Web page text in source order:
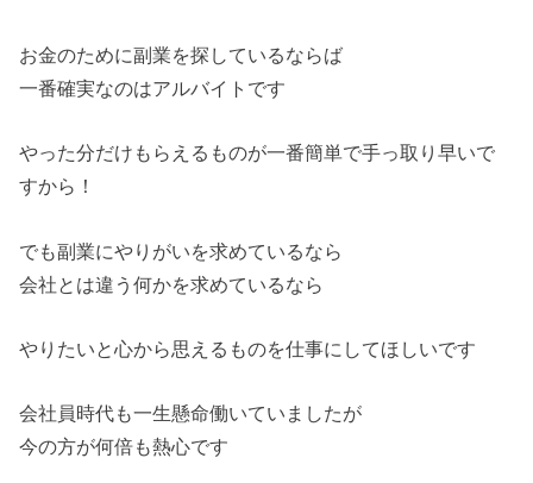
お金のために副業を探しているならば
一番確実なのはアルバイトです
やった分だけもらえるものが一番簡単で手っ取り早いで
すから！
でも副業にやりがいを求めているなら
会社とは違う何かを求めているなら
やりたいと心から思えるものを仕事にしてほしいです
会社員時代も一生懸命働いていましたが
今の方が何倍も熱心です